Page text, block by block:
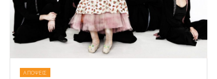
ΑΠΟΨΕΙΣ